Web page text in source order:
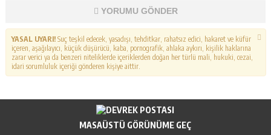
YORUMU GÖNDER
YASAL UYARI!Suç teşkil edecek, yasadışı, tehditkar, rahatsız edici, hakaret ve küfür
içeren, aşağılayıcı, küçük düşürücü, kaba, pornografik, ahlaka aykırı, kişilik haklarına
zarar verici ya da benzeri niteliklerde içeriklerden doğan her türlü mali, hukuki, cezai,
idari sorumluluk içeriği gönderen kişiye aittir.
MASAÜSTÜ GÖRÜNÜME GEÇ